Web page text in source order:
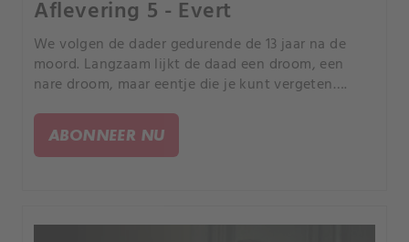
Aflevering 5 - Evert
We volgen de dader gedurende de 13 jaar na de
moord. Langzaam lijkt de daad een droom, een
nare droom, maar eentje die je kunt vergeten….
ABONNEER NU